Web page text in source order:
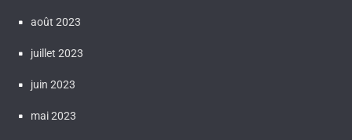
août 2023
juillet 2023
juin 2023
mai 2023